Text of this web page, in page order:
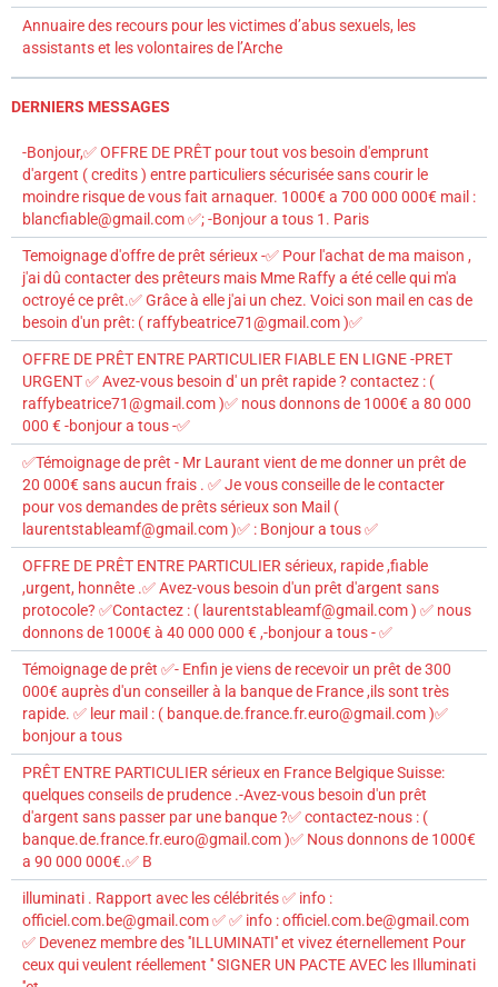
Annuaire des recours pour les victimes d’abus sexuels, les
assistants et les volontaires de l’Arche
DERNIERS MESSAGES
-Bonjour,✅ OFFRE DE PRÊT pour tout vos besoin d'emprunt
d'argent ( credits ) entre particuliers sécurisée sans courir le
moindre risque de vous fait arnaquer. 1000€ a 700 000 000€ mail :
blancfiable@gmail.com ✅; -Bonjour a tous 1. Paris
Temoignage d'offre de prêt sérieux -✅ Pour l'achat de ma maison ,
j'ai dû contacter des prêteurs mais Mme Raffy a été celle qui m'a
octroyé ce prêt.✅ Grâce à elle j'ai un chez. Voici son mail en cas de
besoin d'un prêt: ( raffybeatrice71@gmail.com )✅
OFFRE DE PRÊT ENTRE PARTICULIER FIABLE EN LIGNE -PRET
URGENT ✅ Avez-vous besoin d' un prêt rapide ? contactez : (
raffybeatrice71@gmail.com )✅ nous donnons de 1000€ a 80 000
000 € -bonjour a tous -✅
✅Témoignage de prêt - Mr Laurant vient de me donner un prêt de
20 000€ sans aucun frais . ✅ Je vous conseille de le contacter
pour vos demandes de prêts sérieux son Mail (
laurentstableamf@gmail.com )✅ : Bonjour a tous ✅
OFFRE DE PRÊT ENTRE PARTICULIER sérieux, rapide ,fiable
,urgent, honnête .✅ Avez-vous besoin d'un prêt d'argent sans
protocole? ✅Contactez : ( laurentstableamf@gmail.com ) ✅ nous
donnons de 1000€ à 40 000 000 € ,-bonjour a tous - ✅
Témoignage de prêt ✅- Enfin je viens de recevoir un prêt de 300
000€ auprès d'un conseiller à la banque de France ,ils sont très
rapide. ✅ leur mail : ( banque.de.france.fr.euro@gmail.com )✅
bonjour a tous
PRÊT ENTRE PARTICULIER sérieux en France Belgique Suisse:
quelques conseils de prudence .-Avez-vous besoin d'un prêt
d'argent sans passer par une banque ?✅ contactez-nous : (
banque.de.france.fr.euro@gmail.com )✅ Nous donnons de 1000€
a 90 000 000€.✅ B
illuminati . Rapport avec les célébrités ✅ info :
officiel.com.be@gmail.com ✅ ✅ info : officiel.com.be@gmail.com
✅ Devenez membre des ''ILLUMINATI'' et vivez éternellement Pour
ceux qui veulent réellement '' SIGNER UN PACTE AVEC les Illuminati